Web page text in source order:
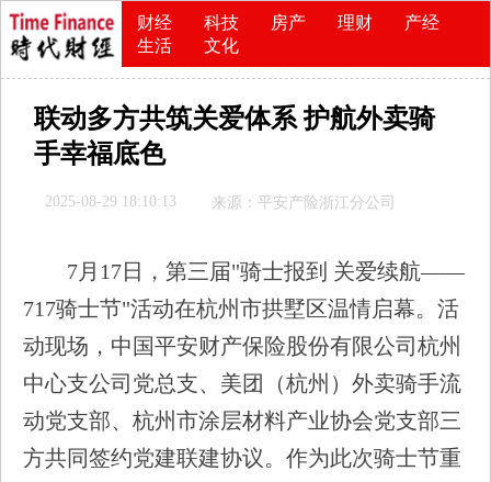
财经 科技 房产 理财
产经
生活
文化
联动多方共筑关爱体系 护航外卖骑
手幸福底色
2025-08-29 18:10:13 来源：平安产险浙江分公司
7月17日，第三届"骑士报到 关爱续航——
717骑士节"活动在杭州市拱墅区温情启幕。活
动现场，中国平安财产保险股份有限公司杭州
中心支公司党总支、美团（杭州）外卖骑手流
动党支部、杭州市涂层材料产业协会党支部三
方共同签约党建联建协议。作为此次骑士节重